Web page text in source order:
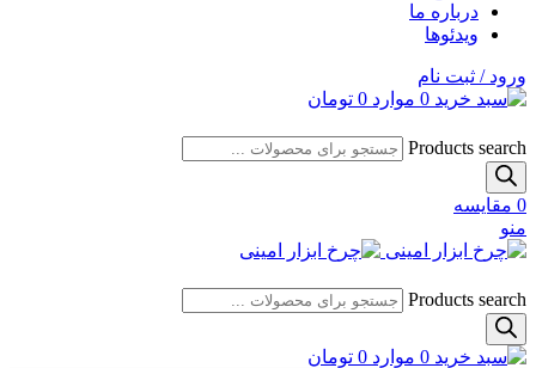
درباره ما
ویدئوها
ورود / ثبت نام
0 موارد 0 تومان
Products search
0 مقایسه
منو
Products search
0 موارد 0 تومان